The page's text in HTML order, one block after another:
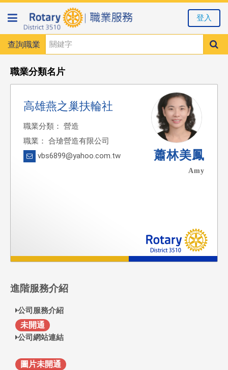
查詢職業
登入
職業分類名片
高雄燕之巢扶輪社
職業分類： 營造
職業： 合瑲營造有限公司
vbs6899@yahoo.com.tw
蕭林美鳳
Amy
進階服務介紹
公司服務介紹
未開通
公司網站連結
圖片未開通